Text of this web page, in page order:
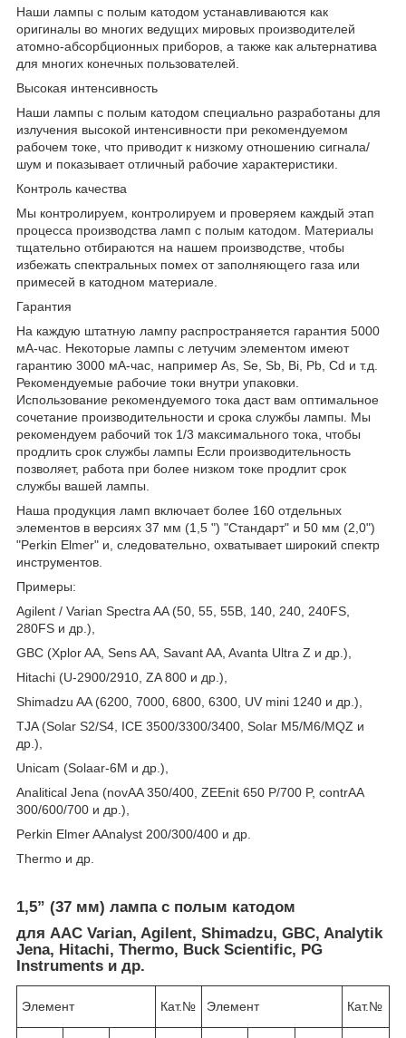
Наши лампы с полым катодом устанавливаются как
оригиналы во многих ведущих мировых производителей
атомно-абсорбционных приборов, а также как альтернатива
для многих конечных пользователей.
Высокая интенсивность
Наши лампы с полым катодом специально разработаны для
излучения высокой интенсивности при рекомендуемом
рабочем токе, что приводит к низкому отношению сигнала/
шум и показывает отличный рабочие характеристики.
Контроль качества
Мы контролируем, контролируем и проверяем каждый этап
процесса производства ламп с полым катодом. Материалы
тщательно отбираются на нашем производстве, чтобы
избежать спектральных помех от заполняющего газа или
примесей в катодном материале.
Гарантия
На каждую штатную лампу распространяется гарантия 5000
мА-час. Некоторые лампы с летучим элементом имеют
гарантию 3000 мА-час, например As, Se, Sb, Bi, Pb, Cd и т.д.
Рекомендуемые рабочие токи внутри упаковки.
Использование рекомендуемого тока даст вам оптимальное
сочетание производительности и срока службы лампы. Мы
рекомендуем рабочий ток 1/3 максимального тока, чтобы
продлить срок службы лампы Если производительность
позволяет, работа при более низком токе продлит срок
службы вашей лампы.
Наша продукция ламп включает более 160 отдельных
элементов в версиях 37 мм (1,5 ") "Стандарт" и 50 мм (2,0")
"Perkin Elmer" и, следовательно, охватывает широкий спектр
инструментов.
Примеры:
Agilent / Varian Spectra AA (50, 55, 55B, 140, 240, 240FS,
280FS и др.),
GBC (Xplor AA, Sens AA, Savant AA, Avanta Ultra Z и др.),
Hitachi (U-2900/2910, ZA 800 и др.),
Shimadzu AA (6200, 7000, 6800, 6300, UV mini 1240 и др.),
TJA (Solar S2/S4, ICE 3500/3300/3400, Solar M5/M6/MQZ и
др.),
Unicam (Solaar-6М и др.),
Analitical Jena (novAA 350/400, ZEEnit 650 P/700 P, contrAA
300/600/700 и др.),
Perkin Elmer AAnalyst 200/300/400 и др.
Thermo и др.
1,5” (37 мм) лампа с полым катодом
для ААС Varian, Agilent, Shimadzu, GBC, Analytik
Jena, Hitachi, Thermo, Buck Scientific, PG
Instruments и др.
Элемент Кат.№ Элемент Кат.№